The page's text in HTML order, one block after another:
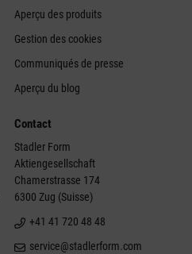
Aperçu des produits
Gestion des cookies
Communiqués de presse
Aperçu du blog
Contact
Stadler Form
Aktiengesellschaft
Chamerstrasse 174
6300 Zug (Suisse)
+41 41 720 48 48
service@stadlerform.com